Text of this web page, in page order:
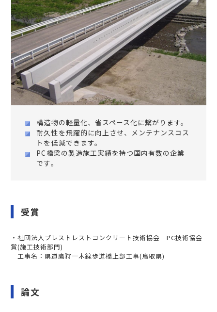
構造物の軽量化、省スペース化に繋がります。
耐久性を飛躍的に向上させ、メンテナンスコス
トを低減できます。
PC橋梁の製造施工実績を持つ国内有数の企業
です。
受賞
・社団法人プレストレストコンクリート技術協会 PC技術協会
賞(施工技術部門)
工事名：県道鷹狩一木線歩道橋上部工事(鳥取県)
論文